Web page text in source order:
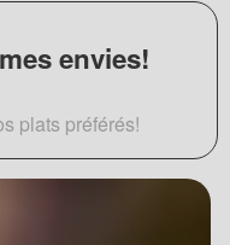
envies!
plats préférés!